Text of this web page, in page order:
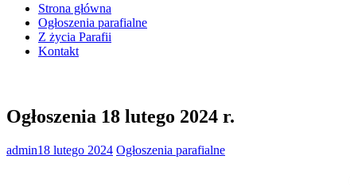
Strona główna
Ogłoszenia parafialne
Z życia Parafii
Kontakt
Ogłoszenia 18 lutego 2024 r.
admin18 lutego 2024 Ogłoszenia parafialne